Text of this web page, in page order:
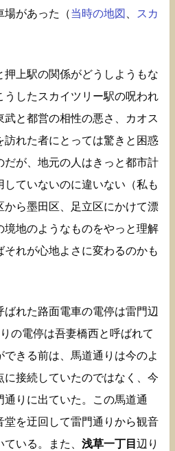
場があった（当時の地図
スカ
上駅の関係がどうしようもな
うしたスカイツリー駅の呪われ
と都営の相性の悪さ、カオス
訪れた者にとっては驚きと困惑
だが、地元の人はきっと都市計
ていないのに違いない（私も
から墨田区、足立区にかけて漂
境地のようなものをやっと理解
それが心地よさに変わるのかも
れた路面電車の電停は雷門辺
の電停は吾妻橋西と呼ばれて
きる前は、馬道通りは今のよ
に接続していたのではなく、今
りに出ていた。この馬道通
堂を迂回して雷門通りから観音
いる。また、 浅草一丁目 辺り